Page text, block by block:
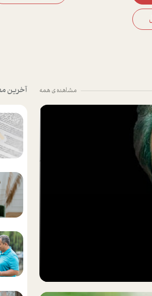
مشاهده ی همه آخرین